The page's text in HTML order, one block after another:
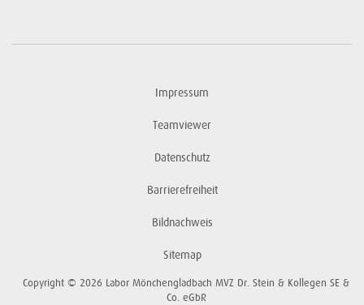
Impressum
Teamviewer
Datenschutz
Barrierefreiheit
Bildnachweis
Sitemap
Copyright © 2026 Labor Mönchengladbach MVZ Dr. Stein & Kollegen SE &
Co. eGbR